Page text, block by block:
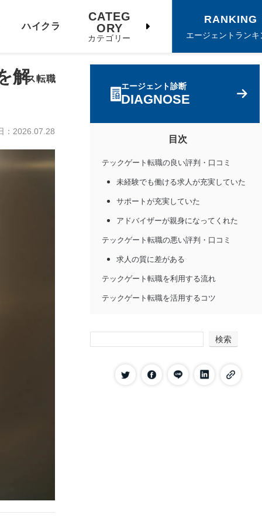
ハイクラ
ス転職
CATEG
ORY
カテゴリー
RANKING
エージェントランキ
解
： 2026.07.28
エージェント診断
DIAGNOSE
目次
テックゲート転職の良い評判・口コミ
未経験でも働ける求人が充実していた
サポートが充実していた
アドバイザーが親身になってくれた
テックゲート転職の悪い評判・口コミ
求人の質に差がある
テックゲート転職を利用する流れ
テックゲート転職を活用するコツ
サイト
Green
検索